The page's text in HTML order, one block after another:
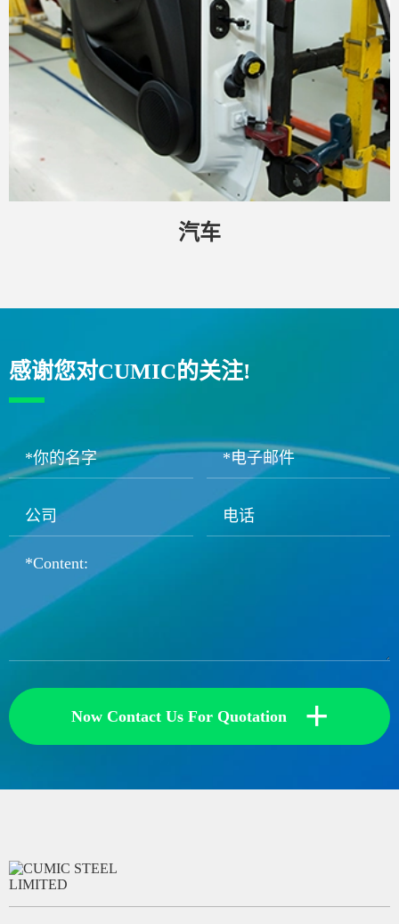
汽车
感谢您对CUMIC的关注!
Now Contact Us For Quotation +